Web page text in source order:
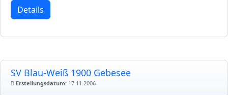
Details
SV Blau-Weiß 1900 Gebesee
Erstellungsdatum: 17.11.2006